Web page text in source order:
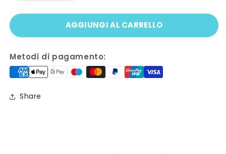
quantità
per
ROCKABILLY
quantità
per
Copricapo
ROCKABILLY
AGGIUNGI AL CARRELLO
Metodi di pagamento:
Share